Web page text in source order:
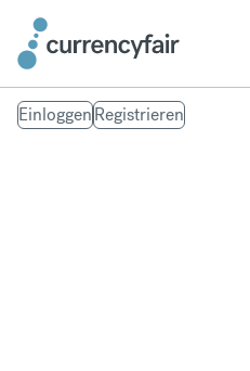
EinloggenRegistrieren